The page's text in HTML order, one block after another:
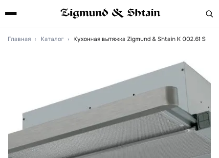
Главная › Каталог › Кухонная вытяжка Zigmund & Shtain K 002.61 S